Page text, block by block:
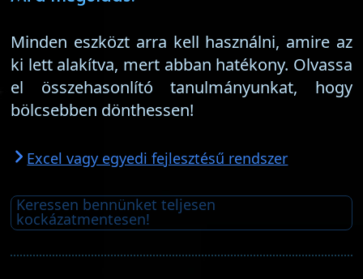
Minden eszközt arra kell használni, amire az
ki lett alakítva, mert abban hatékony. Olvassa
el összehasonlító tanulmányunkat, hogy
bölcsebben dönthessen!
Excel vagy egyedi fejlesztésű rendszer
Keressen bennünket teljesen
kockázatmentesen!